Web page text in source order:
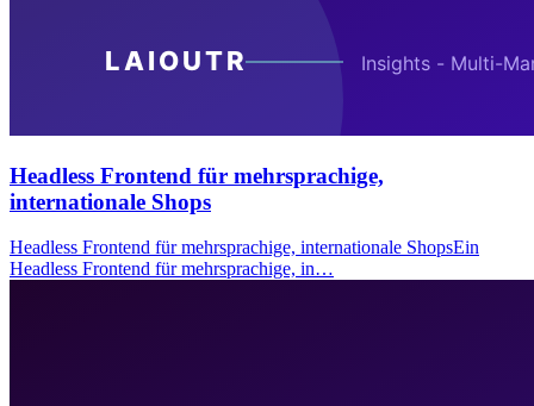
Headless Frontend für mehrsprachige,
internationale Shops
Headless Frontend für mehrsprachige, internationale ShopsEin
Headless Frontend für mehrsprachige, in…